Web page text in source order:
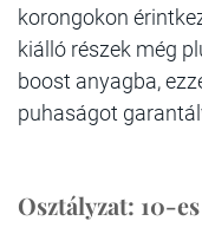
korongokon
kiálló részek még
boost anyagba,
puhaságot
Osztályzat: 10-es